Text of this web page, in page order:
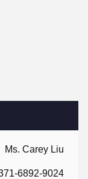
Ms. Carey Liu
6892-9024